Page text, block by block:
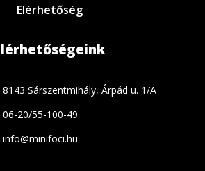
Elérhetőség
8143 Sárszentmihály, Árpád u. 1/A
06-20/55-100-49
info@minifoci.hu